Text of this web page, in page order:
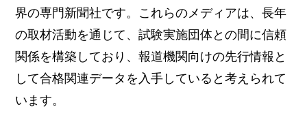
界の専門新聞社です。これらのメディアは、長年
の取材活動を通じて、試験実施団体との間に信頼
関係を構築しており、報道機関向けの先行情報と
して合格関連データを入手していると考えられて
います。